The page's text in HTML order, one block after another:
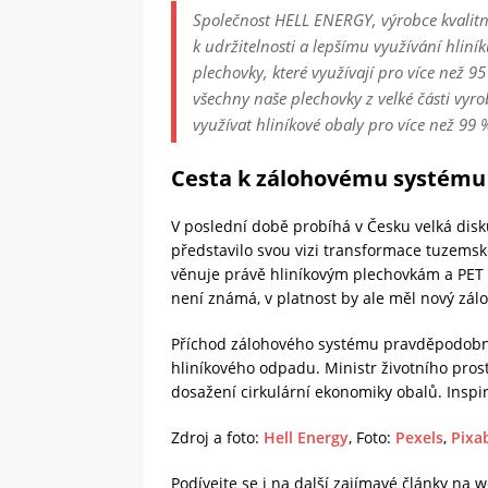
Společnost HELL ENERGY, výrobce
k udržitelnosti a lepšímu využívání
plechovky, které využívají pro více než
všechny naše plechovky z velké části
využívat hliníkové obaly pro více než 99
Cesta k zálohovému systému
V poslední době probíhá v Česku velká
představilo svou vizi transformace
věnuje právě hliníkovým plechovkám a
není známá, v platnost by ale měl nový
Příchod zálohového systému
hliníkového odpadu. Ministr životního
dosažení cirkulární ekonomiky obalů.
Zdroj a foto: Hell Energy, Foto: Pexels,
Podívejte se i na další zajímavé články na